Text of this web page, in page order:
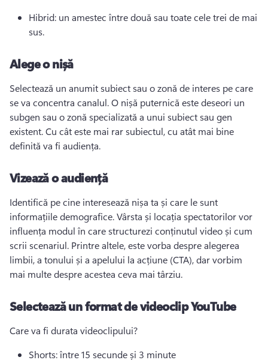
Hibrid: un amestec între două sau toate cele trei de mai
sus.
Alege o nișă
Selectează un anumit subiect sau o zonă de interes pe care
se va concentra canalul. O nișă puternică este deseori un
subgen sau o zonă specializată a unui subiect sau gen
existent. Cu cât este mai rar subiectul, cu atât mai bine
definită va fi audiența.
Vizează o audiență
Identifică pe cine interesează nișa ta și care le sunt
informațiile demografice. Vârsta și locația spectatorilor vor
influența modul în care structurezi conținutul video și cum
scrii scenariul. Printre altele, este vorba despre alegerea
limbii, a tonului și a apelului la acțiune (CTA), dar vorbim
mai multe despre acestea ceva mai târziu.
Selectează un format de videoclip YouTube
Care va fi durata videoclipului?
Shorts: între 15 secunde și 3 minute